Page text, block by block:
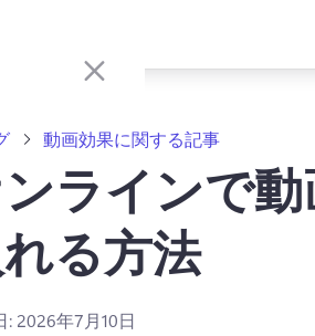
動画効果に関する記事
ラインで
る方法
: 2026年7月10日